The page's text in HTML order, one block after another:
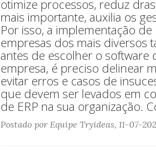
otimize processos, reduz
mais importante, auxilia os
Por isso, a implementação
empresas dos mais diversos
antes de escolher o software
empresa, é preciso delinear
evitar erros e casos de
que devem ser levados em
de ERP na sua organização.
Postado por Equipe Tryideas, 11-07-